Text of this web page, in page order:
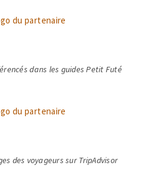
dans les guides Petit Futé
des voyageurs sur TripAdvisor